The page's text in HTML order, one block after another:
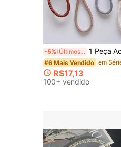
-5% Últimos 3 dias 1 Peça Acessório Ajustável de Cordão para Celular, Suporte de Pulso Anti-Queda e Anti-Perda para Viagem, Cinta de Segurança, Corda Trançada para
#6 Mais Vendido
R$17,13
100+ vendido